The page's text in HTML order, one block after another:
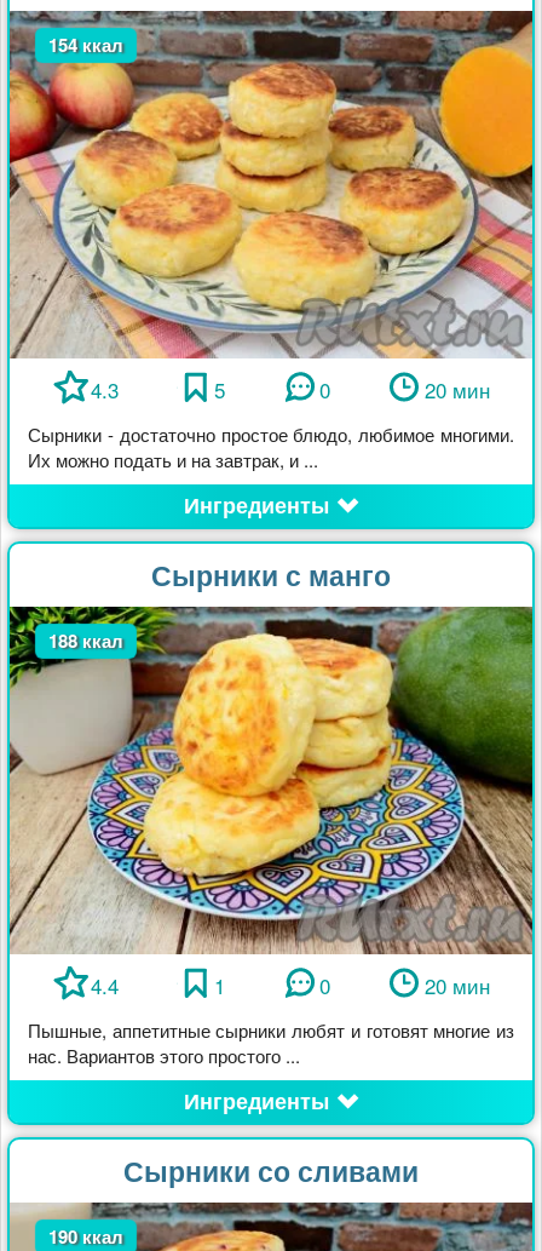
154 ккал
4.3 5 0 20 мин
Сырники - достаточно простое блюдо, любимое многими.
Их можно подать и на завтрак, и ...
Ингредиенты
Сырники с манго
188 ккал
4.4 1 0 20 мин
Пышные, аппетитные сырники любят и готовят многие из
нас. Вариантов этого простого ...
Ингредиенты
Сырники со сливами
190 ккал